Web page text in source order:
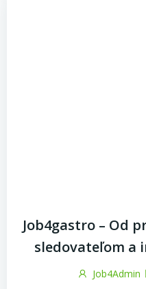
Job4gastro – Od
sledovateľom a
Job4Admin